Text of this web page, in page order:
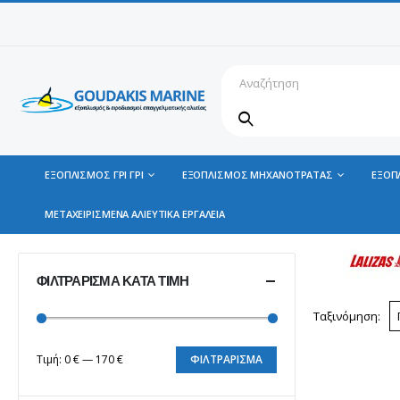
ΕΞΟΠΛΙΣΜΟΣ ΓΡΙ ΓΡΙ ΕΞΟΠΛΙΣΜΟΣ ΜΗΧΑΝΟΤΡΑΤΑΣ
ΜΕΤΑΧΕΙΡΙΣΜΕΝΑ ΑΛΙΕΥΤΙΚΑ ΕΡΓΑΛΕΙΑ
Ταξινόμηση:
ΦΙΛΤΡΆΡΙΣΜΑ ΚΑΤΆ ΤΙΜΉ
Ελάχιστη
Μέγιστη
ΦΙΛΤΡΆΡΙΣΜΑ
Τιμή: 0 €— 170 €